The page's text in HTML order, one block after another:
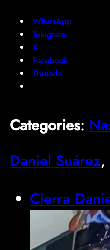
WhatsApp
Telegram
X
Facebook
Threads
Categories:
Daniel Suárez,
Cierra